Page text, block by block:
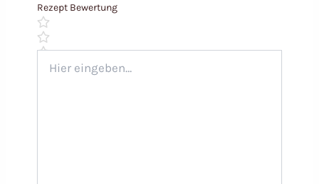
Rezept Bewertung
eingeben…